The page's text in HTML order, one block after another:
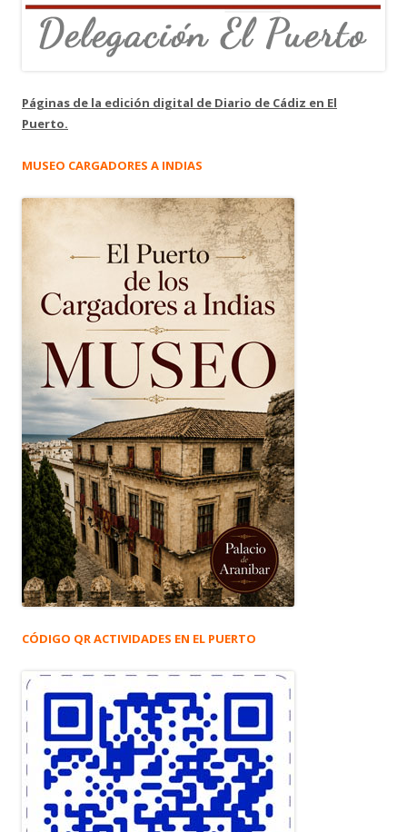
Páginas de la edición digital de Diario de Cádiz en El
Puerto.
MUSEO CARGADORES A INDIAS
CÓDIGO QR ACTIVIDADES EN EL PUERTO